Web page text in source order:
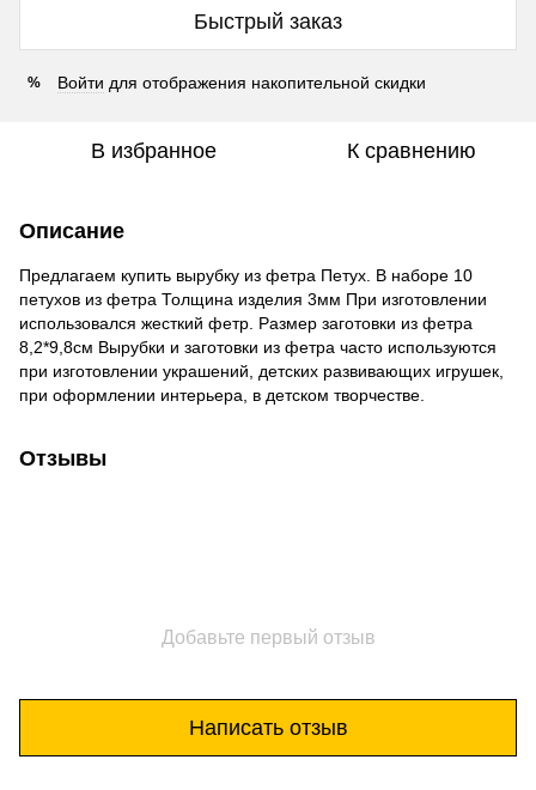
Быстрый заказ
% Войти для отображения накопительной скидки
В избранное К сравнению
Описание
Предлагаем купить вырубку из фетра Петух. В наборе 10
петухов из фетра Толщина изделия 3мм При изготовлении
использовался жесткий фетр. Размер заготовки из фетра
8,2*9,8см Вырубки и заготовки из фетра часто используются
при изготовлении украшений, детских развивающих игрушек,
при оформлении интерьера, в детском творчестве.
Отзывы
Добавьте первый отзыв
Написать отзыв